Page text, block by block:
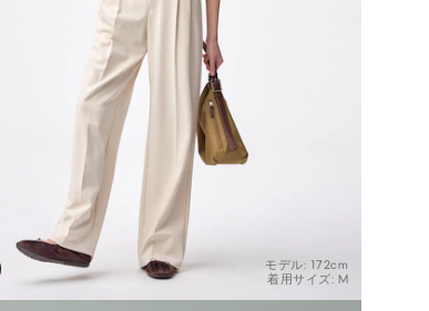
モデル: 172cm
着用サイズ: M